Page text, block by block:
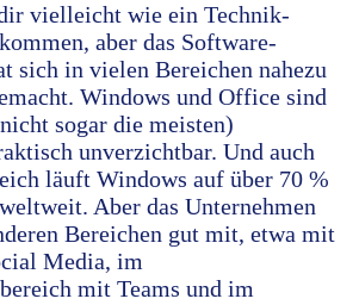
vielleicht wie ein Technik-
aber das Software-
sich in vielen Bereichen nahezu
Windows und Office sind
sogar die meisten)
unverzichtbar. Und auch
läuft Windows auf über 70 %
Aber das Unternehmen
Bereichen gut mit, etwa mit
Media, im
mit Teams und im